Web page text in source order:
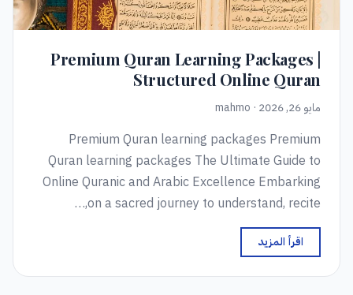
Premium Quran Learning Packages |
Structured Online Quran
مايو 26, 2026 · mahmo
Premium Quran learning packages Premium
Quran learning packages The Ultimate Guide to
Online Quranic and Arabic Excellence Embarking
on a sacred journey to understand, recite,…
اقرأ المزيد